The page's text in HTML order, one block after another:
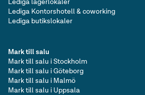
Lediga Kontorshotell & coworking
Lediga butikslokaler
Mark till salu
Mark till salu i Stockholm
Mark till salu i Göteborg
Mark till salu i Malmö
Mark till salu i Uppsala